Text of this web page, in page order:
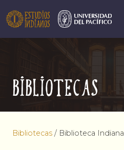
Bibliotecas
Bibliotecas / Biblioteca Indiana